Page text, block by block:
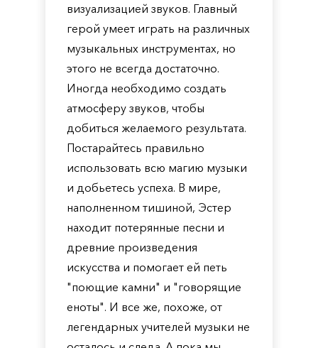
визуализацией звуков. Главный
герой умеет играть на различных
музыкальных инструментах, но
этого не всегда достаточно.
Иногда необходимо создать
атмосферу звуков, чтобы
добиться желаемого результата.
Постарайтесь правильно
использовать всю магию музыки
и добьетесь успеха. В мире,
наполненном тишиной, Эстер
находит потерянные песни и
древние произведения
искусства и помогает ей петь
"поющие камни" и "говорящие
еноты". И все же, похоже, от
легендарных учителей музыки не